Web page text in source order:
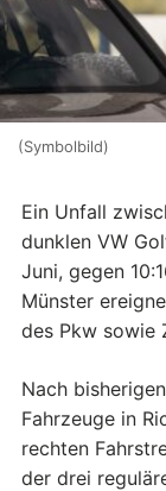
(Symbolbild)
Ein Unfall
dunklen VW
Juni, gegen
Münster
des Pkw sowie
Nach
Fahrzeuge in
rechten
der drei